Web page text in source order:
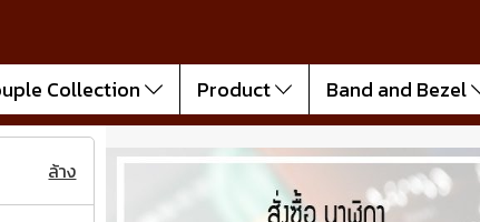
Collection Product Band and Bezel
ล้าง